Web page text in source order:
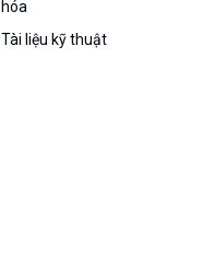
hóa
Tài liệu kỹ thuật